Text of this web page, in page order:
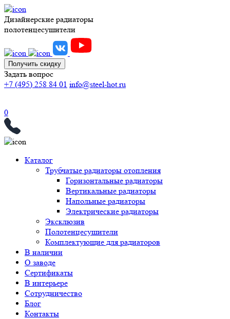
Дизайнерские радиаторы
полотенцесушители
Получить скидку
Задать вопрос
+7 (495) 258 84 01 info@steel-hot.ru
0
Каталог
Трубчатые радиаторы отопления
Горизонтальные радиаторы
Вертикальные радиаторы
Напольные радиаторы
Электрические радиаторы
Эксклюзив
Полотенцесушители
Комплектующие для радиаторов
В наличии
О заводе
Сертификаты
В интерьере
Сотрудничество
Блог
Контакты